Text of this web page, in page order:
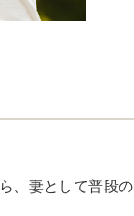
、妻として普段の